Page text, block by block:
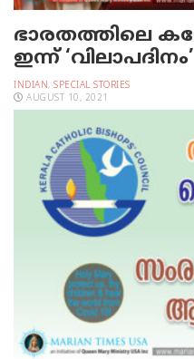
ഭാരതത്തിലെ
ഇന്ന്
INDIAN, SPECIAL STORIES
AUGUST 10, 2021